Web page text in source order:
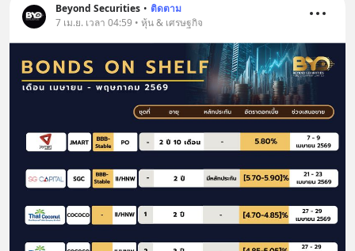
Beyond Securities • ติดตาม
7 เม.ย. เวลา 04:59 • หุ้น & เศรษฐกิจ